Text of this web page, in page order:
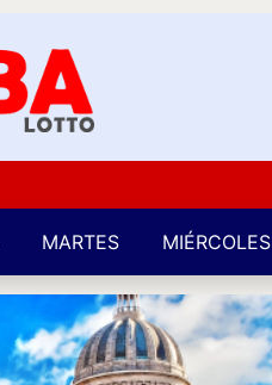
MARTES MIÉRCOLES